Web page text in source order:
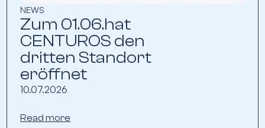
NEWS
Zum 01.06.hat
CENTUROS den
dritten Standort
eröffnet
10.07.2026
Read more